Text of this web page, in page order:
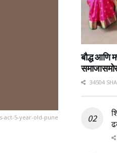
act-5-year-old-pune
बौद्ध आणि
34504